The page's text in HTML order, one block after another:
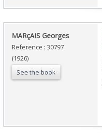
‎MARçAIS Georges‎
Reference : 30797
(1926)
See the book